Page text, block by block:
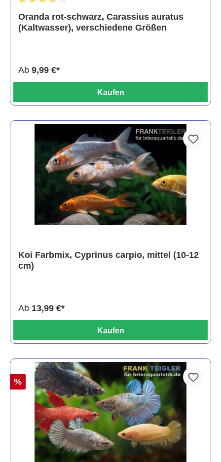
Oranda rot-schwarz, Carassius auratus
(Kaltwasser), verschiedene Größen
Ab 9,99 €*
Kaufen
Koi Farbmix, Cyprinus carpio, mittel (10-12
cm)
Ab 13,99 €*
Kaufen
%